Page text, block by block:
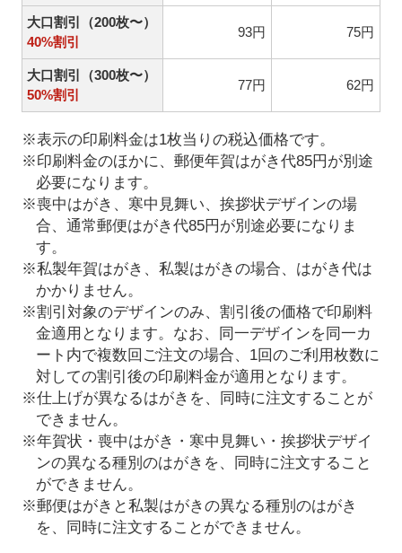
大口割引（200枚〜）
40%割引
93円 75円
大口割引（300枚〜）
50%割引
77円 62円
※表示の印刷料金は1枚当りの税込価格です。
※印刷料金のほかに、郵便年賀はがき代85円が別途
必要になります。
※喪中はがき、寒中見舞い、挨拶状デザインの場
合、通常郵便はがき代85円が別途必要になりま
す。
※私製年賀はがき、私製はがきの場合、はがき代は
かかりません。
※割引対象のデザインのみ、割引後の価格で印刷料
金適用となります。なお、同一デザインを同一カ
ート内で複数回ご注文の場合、1回のご利用枚数に
対しての割引後の印刷料金が適用となります。
※仕上げが異なるはがきを、同時に注文することが
できません。
※年賀状・喪中はがき・寒中見舞い・挨拶状デザイ
ンの異なる種別のはがきを、同時に注文すること
ができません。
※郵便はがきと私製はがきの異なる種別のはがき
を、同時に注文することができません。